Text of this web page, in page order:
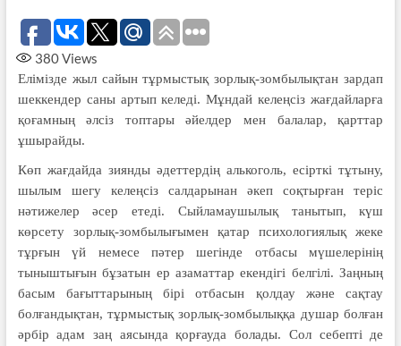
380Views
Елімізде жыл сайын тұрмыстық зорлық-зомбылықтан зардап
шеккендер саны артып келеді. Мұндай келеңсіз жағдайларға
қоғамның әлсіз топтары әйелдер мен балалар, қарттар
ұшырайды.
Көп жағдайда зиянды әдеттердің алькоголь, есірткі тұтыну,
шылым шегу келеңсіз салдарынан әкеп соқтырған теріс
нәтижелер әсер етеді. Сыйламаушылық танытып, күш
көрсету зорлық-зомбылығымен қатар психологиялық жеке
тұрғын үй немесе пәтер шегінде отбасы мүшелерінің
тыныштығын бұзатын ер азаматтар екендігі белгілі. Заңның
басым бағыттарының бірі отбасын қолдау және сақтау
болғандықтан, тұрмыстық зорлық-зомбылыққа душар болған
әрбір адам заң аясында қорғауда болады. Сол себепті де